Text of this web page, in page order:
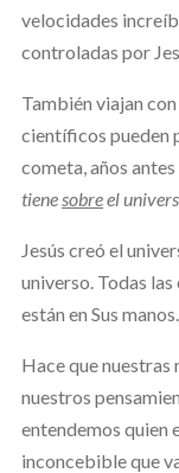
velocidades
controladas por
También viajan
científicos pueden
cometa, años
tienesobreel
Jesús creó el
universo. Todas
están en Sus manos.
Hace que nuestras
nuestros
entendemos quien
inconcebible que